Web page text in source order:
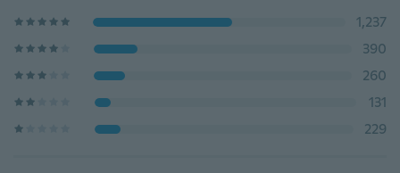
1,237
390
260
131
229